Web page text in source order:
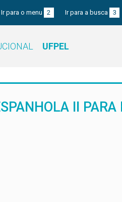
Ir para o menu 2 Ir para a busca 3
UFPEL
II PARA